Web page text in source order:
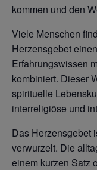
kommen und den
Viele Menschen
Herzensgebet
Erfahrungswissen
kombiniert. Dieser
spirituelle
interreligiöse und
Das Herzensgebet
verwurzelt. Die
einem kurzen Satz